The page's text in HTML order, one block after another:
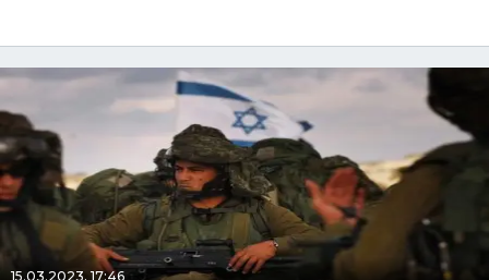
15.03.2023, 17:46